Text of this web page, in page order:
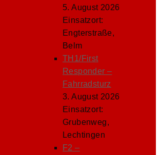
5. August 2026
Einsatzort:
Engterstraße,
Belm
TH1/First
Responder –
Fahrradsturz
3. August 2026
Einsatzort:
Grubenweg,
Lechtingen
F2 –